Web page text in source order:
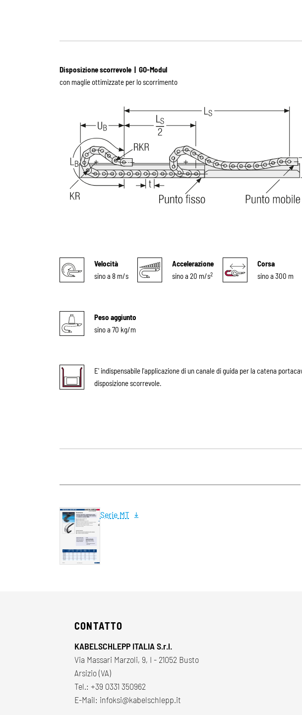
Disposizione scorrevole | GO-Modul
con maglie ottimizzate per lo scorrimento
Velocità
sino a 8 m/s
Accelerazione
sino a 20 m/s2
Corsa
sino a 300 m
Peso aggiunto
sino a 70 kg/m
E' indispensabile l'applicazione di un canale di guida per la catena
disposizione scorrevole.
Serie MT
CONTATTO
KABELSCHLEPP ITALIA S.r.l.
Via Massari Marzoli, 9, I - 21052 Busto
Arsizio (VA)
Tel.: +39 0331 350962
E-Mail: infoksi@kabelschlepp.it